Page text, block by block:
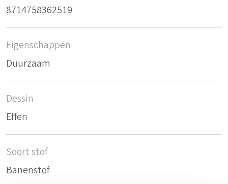
8714758362519
Eigenschappen
Duurzaam
Dessin
Effen
Soort stof
Banenstof